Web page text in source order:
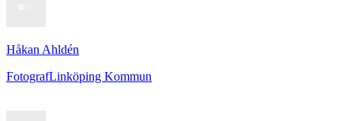
Håkan Ahldén
FotografLinköping Kommun